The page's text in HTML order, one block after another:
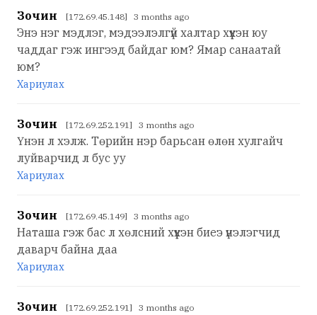
Зочин [172.69.45.148] 3 months ago
Энэ нэг мэдлэг, мэдээлэлгүй халтар хүүхэн юу
чаддаг гэж ингээд байдаг юм? Ямар санаатай
юм?
Хариулах
Зочин [172.69.252.191] 3 months ago
Үнэн л хэлж. Төрийн нэр барьсан өлөн хулгайч
луйварчид л бус уу
Хариулах
Зочин [172.69.45.149] 3 months ago
Наташа гэж бас л хөлсний хүүхэн биеэ үнэлэгчид
даварч байна даа
Хариулах
Зочин [172.69.252.191] 3 months ago